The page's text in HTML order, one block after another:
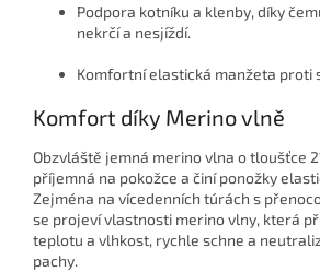
Podpora kotníku a klenby, díky
nekrčí a nesjíždí.
Komfortní elastická manžeta proti
Komfort díky Merino vlně
Obzvláště jemná merino vlna o tloušťce
příjemná na pokožce a činí ponožky
Zejména na vícedenních túrách s
se projeví vlastnosti merino vlny, která
teplotu a vlhkost, rychle schne a
pachy.